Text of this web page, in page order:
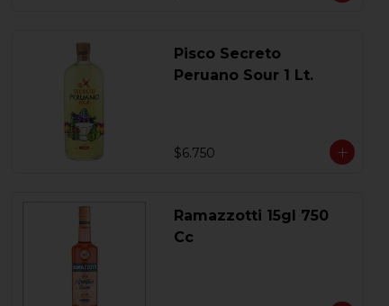
Pisco Secreto
Peruano Sour 1 Lt.
$6.750
Ramazzotti 15gl 750
Cc